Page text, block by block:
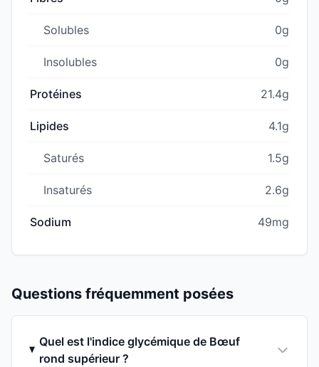
Solubles 0g
Insolubles 0g
Protéines 21.4g
Lipides 4.1g
Saturés 1.5g
Insaturés 2.6g
Sodium 49mg
Questions fréquemment posées
Quel est l'indice glycémique de Bœuf
rond supérieur ?